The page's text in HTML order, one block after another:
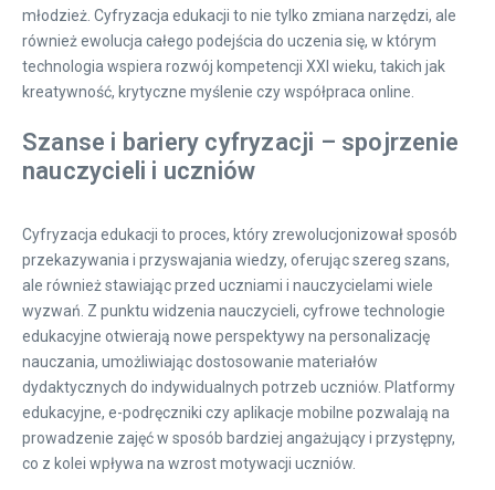
młodzież. Cyfryzacja edukacji to nie tylko zmiana narzędzi, ale
również ewolucja całego podejścia do uczenia się, w którym
technologia wspiera rozwój kompetencji XXI wieku, takich jak
kreatywność, krytyczne myślenie czy współpraca online.
Szanse i bariery cyfryzacji – spojrzenie
nauczycieli i uczniów
Cyfryzacja edukacji to proces, który zrewolucjonizował sposób
przekazywania i przyswajania wiedzy, oferując szereg szans,
ale również stawiając przed uczniami i nauczycielami wiele
wyzwań. Z punktu widzenia nauczycieli, cyfrowe technologie
edukacyjne otwierają nowe perspektywy na personalizację
nauczania, umożliwiając dostosowanie materiałów
dydaktycznych do indywidualnych potrzeb uczniów. Platformy
edukacyjne, e-podręczniki czy aplikacje mobilne pozwalają na
prowadzenie zajęć w sposób bardziej angażujący i przystępny,
co z kolei wpływa na wzrost motywacji uczniów.